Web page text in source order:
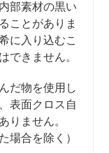
部素材の黒い
ことがありま
に入り込むこ
できません。
だ物を使用し
表面クロス自
りません。
場合を除く）